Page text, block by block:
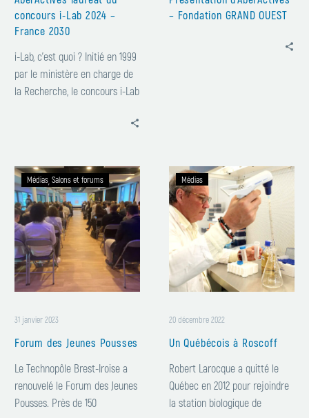
concours i-Lab 2024 –
France 2030
i-Lab, c’est quoi ? Initié en 1999
par le ministère en charge de
la Recherche, le concours i-Lab
technologies innovantes.
– Fondation GRAND OUEST
Forum
des
Jeunes
Pousses
Médias Salons et forums
31 janvier 2023
Forum des Jeunes Pousses
Le Technopôle Brest-Iroise a
renouvelé le Forum des Jeunes
Pousses. Près de 150
Un
Québécois
à
Roscoff
Médias
20 décembre 2022
Un Québécois à Roscoff
Robert Larocque a quitté le
Québec en 2012 pour rejoindre
la station biologique de